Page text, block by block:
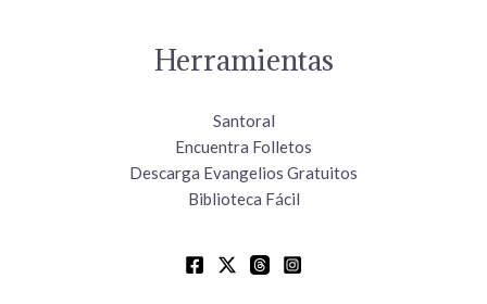
Herramientas
Santoral
Encuentra Folletos
Descarga Evangelios Gratuitos
Biblioteca Fácil